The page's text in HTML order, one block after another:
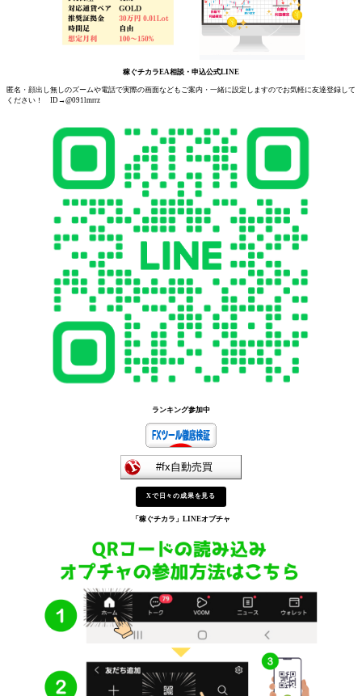
稼ぐチカラEA相談・申込公式LINE
匿名・顔出し無しのズームや電話で実際の画面などもご案内・一緒に設定しますのでお気軽に友達登録して
ください！ ID→@091lmrrz
ランキング参加中
Xで日々の成果を見る
「稼ぐチカラ」 LINEオプチャ